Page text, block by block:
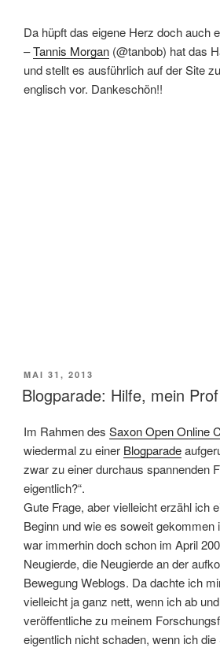
Da hüpft das eigene Herz doch auch
–Tannis Morgan (@tanbob) hat das
und stellt es ausführlich auf der Site
englisch vor. Dankeschön!!
VERÖFFENTLICHT
AM
MAI 31, 2013
Blogparade: Hilfe, mein
Im Rahmen des Saxon Open Online
wiedermal zu einer Blogparade
zwar zu einer durchaus spannenden
eigentlich?“.
Gute Frage, aber vielleicht erzähl ich
Beginn und wie es soweit gekommen
war immerhin doch schon im April
Neugierde, die Neugierde an der
Bewegung Weblogs. Da dachte ich
vielleicht ja ganz nett, wenn ich ab
veröffentliche zu meinem
eigentlich nicht schaden, wenn ich